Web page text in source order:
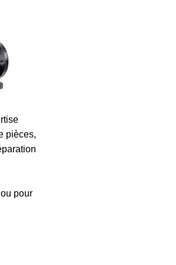
pièces,
pour